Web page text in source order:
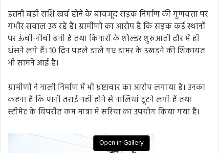
इतनी बड़ी राशि खर्च होने के बावजूद सड़क निर्माण की गुणवत्ता पर
गंभीर सवाल उठ रहे हैं। ग्रामीणों का आरोप है कि सड़क कई स्थानों
पर ऊंची-नीची बनी है तथा किनारों के शोल्डर शुरुआती दौर में ही
धंसने लगे हैं। 10 दिन पहले डाले गए डामर के उखड़ने की शिकायत
भी सामने आई है।
ग्रामीणों ने नाली निर्माण में भी भ्रष्टाचार का आरोप लगाया है। उनका
कहना है कि पानी तराई नहीं होने से नालियां टूटने लगी हैं तथा
स्टीमेट के विपरीत कम मात्रा में सरिया का उपयोग किया गया है।
Open in Gallery